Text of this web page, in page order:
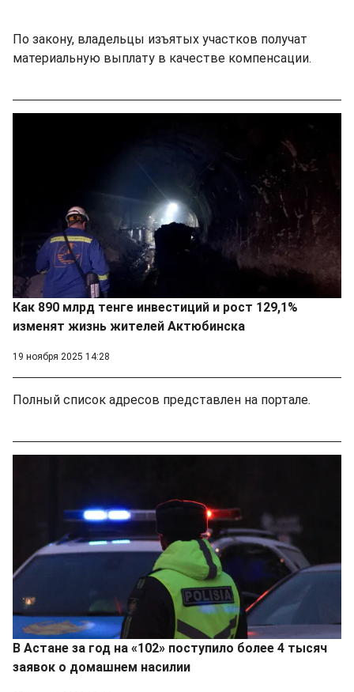
По закону, владельцы изъятых участков получат
материальную выплату в качестве компенсации.
Как 890 млрд тенге инвестиций и рост 129,1%
изменят жизнь жителей Актюбинска
19 ноября 2025 14:28
Полный список адресов представлен на портале.
В Астане за год на «102» поступило более 4 тысяч
заявок о домашнем насилии